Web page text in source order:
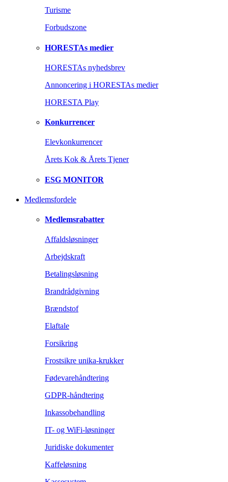
Turisme
Forbudszone
HORESTAs medier
HORESTAs nyhedsbrev
Annoncering i HORESTAs medier
HORESTA Play
Konkurrencer
Elevkonkurrencer
Årets Kok & Årets Tjener
ESG MONITOR
Medlemsfordele
Medlemsrabatter
Affaldsløsninger
Arbejdskraft
Betalingsløsning
Brandrådgivning
Brændstof
Elaftale
Forsikring
Frostsikre unika-krukker
Fødevarehåndtering
GDPR-håndtering
Inkassobehandling
IT- og WiFi-løsninger
Juridiske dokumenter
Kaffeløsning